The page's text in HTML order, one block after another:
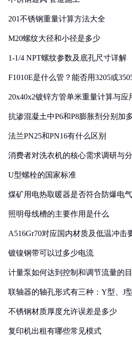
201不锈钢重量计算方法大全
M20螺纹大径和小径是多少
1-1/4 NPT螺纹参数及底孔尺寸详解
F1010E是什么管？能否用3205或
20x40x2镀锌方管单米重量计算与应
抗渗混凝土中P6和P8膨胀剂分别加
法兰PN25和PN16有什么区别
消费者对洗衣机的核心需求调研与
U型螺栓的国家标准
煤矿用电热取暖器是否符合防爆电
照明母线槽的主要作用是什么
A516Gr70对应国内材质及低温冲击
镀镍钢带可以过多少电流
计量泵如何达到控制和调节流量的
联轴器的轴孔形式有三种：Y型、J
不锈钢材质厚度允许误差是多少
复印机出租有哪些常见模式